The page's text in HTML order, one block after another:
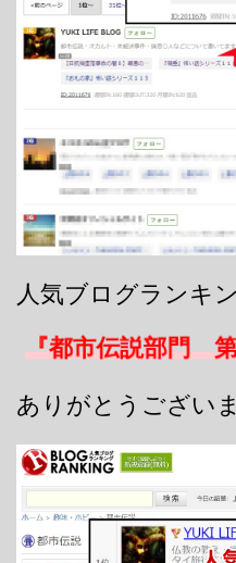
人気ブログランキ
『都市伝説部門
ありがとうござい